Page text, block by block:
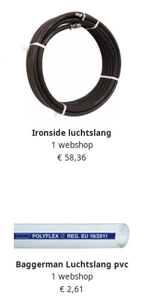
Ironside luchtslang
8x15mm compleet max 20
bar (10mtr)
1 webshop
€ 58,36
Baggerman Luchtslang pvc
transparant tbv compressor
13x19mm 25 bar
1 webshop
€ 2,61